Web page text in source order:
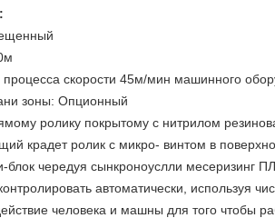
процесса скорости 45м/мин машинного
зоны: Опционный
ролику покрытому с нитрилом
крадет ролик с микро- винтом в
чередуя сынкроноуслли месеризинг
автоматически, используя
человека и машны для того чтобы